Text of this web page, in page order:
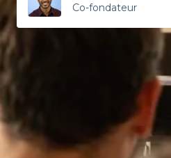
Co-fondateur